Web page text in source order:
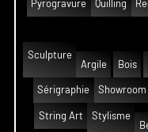
Pyrogravure Quilling
Sculpture
Argile
Bois
Sérigraphie Showroom
String Art
Stylisme